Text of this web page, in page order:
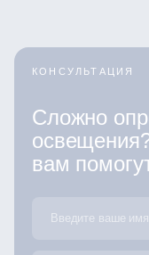
КОНСУЛЬТАЦИЯ
Сложно
вам